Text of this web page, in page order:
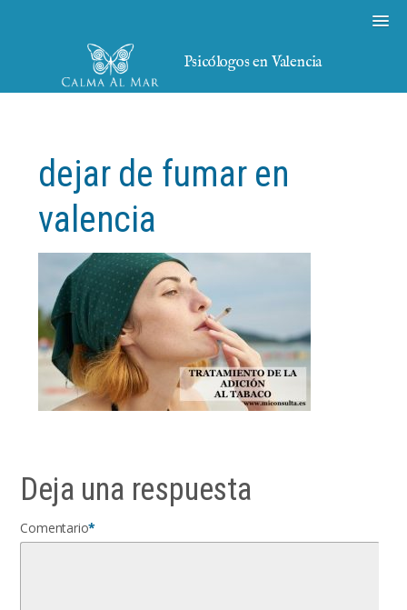
Psicólogos en Valencia
dejar de fumar en
valencia
Deja una respuesta
Comentario*